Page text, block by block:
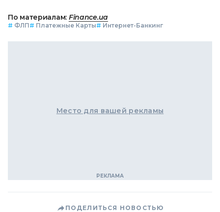
По материалам: Finance.ua
# ФЛП# Платежные Карты# Интернет-Банкинг
Место для вашей рекламы
ПОДЕЛИТЬСЯ НОВОСТЬЮ